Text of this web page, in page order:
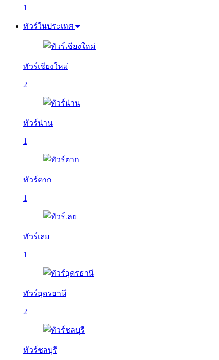
1
ทัวร์ในประเทศ
ทัวร์เชียงใหม่
2
ทัวร์น่าน
1
ทัวร์ตาก
1
ทัวร์เลย
1
ทัวร์อุดรธานี
2
ทัวร์ชลบุรี